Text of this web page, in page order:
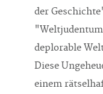
der
deplorable
Diese
einem